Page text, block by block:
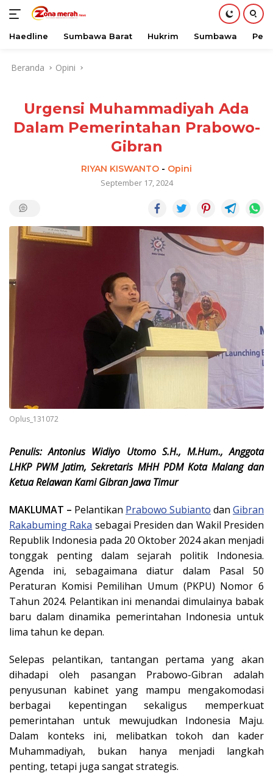
Haedline Sumbawa Barat Hukrim Sumbawa
Beranda Opini
Urgensi Muhammadiyah Ada
Dalam Pemerintahan Prabowo-
Gibran
RIYAN KISWANTO - Opini
September 17, 2024
Oplus_131072
Penulis: Antonius Widiyo Utomo S.H., M.Hum., Anggota
LHKP PWM Jatim, Sekretaris MHH PDM Kota Malang dan
Ketua Relawan Kami Gibran Jawa Timur
MAKLUMAT – Pelantikan Prabowo Subianto dan Gibran
Rakabuming Raka sebagai Presiden dan Wakil Presiden
Republik Indonesia pada 20 Oktober 2024 akan menjadi
tonggak penting dalam sejarah politik Indonesia.
Agenda ini, sebagaimana diatur dalam Pasal 50
Peraturan Komisi Pemilihan Umum (PKPU) Nomor 6
Tahun 2024. Pelantikan ini menandai dimulainya babak
baru dalam dinamika pemerintahan Indonesia untuk
lima tahun ke depan.
Selepas pelantikan, tantangan pertama yang akan
dihadapi oleh pasangan Prabowo-Gibran adalah
penyusunan kabinet yang mampu mengakomodasi
berbagai kepentingan sekaligus memperkuat
pemerintahan untuk mewujudkan Indonesia Maju.
Dalam konteks ini, melibatkan tokoh dan kader
Muhammadiyah, bukan hanya menjadi langkah
penting, tetapi juga sangat strategis.